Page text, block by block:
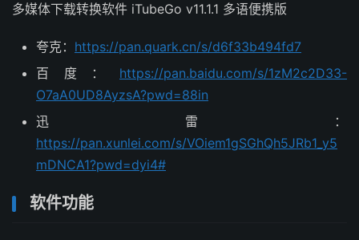
多媒体下载转换软件 iTubeGo v11.1.1 多语便携版
夸克： https://pan.quark.cn/s/d6f33b494fd7
百度： https://pan.baidu.com/s/1zM2c2D33-
O7aA0UD8AyzsA?pwd=88in
迅雷：
https://pan.xunlei.com/s/VOiem1gSGhQh5JRb1_y5
mDNCA1?pwd=dyi4#
软件功能